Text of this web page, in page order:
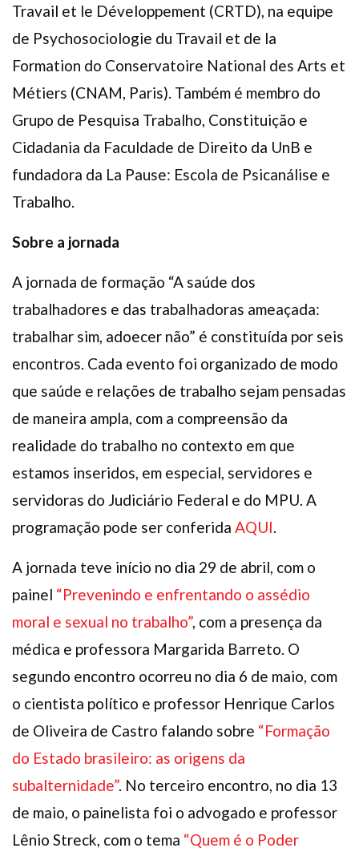
Travail et le Développement (CRTD), na equipe
de Psychosociologie du Travail et de la
Formation do Conservatoire National des Arts et
Métiers (CNAM, Paris). Também é membro do
Grupo de Pesquisa Trabalho, Constituição e
Cidadania da Faculdade de Direito da UnB e
fundadora da La Pause: Escola de Psicanálise e
Trabalho.
Sobre a jornada
A jornada de formação “A saúde dos
trabalhadores e das trabalhadoras ameaçada:
trabalhar sim, adoecer não” é constituída por seis
encontros. Cada evento foi organizado de modo
que saúde e relações de trabalho sejam pensadas
de maneira ampla, com a compreensão da
realidade do trabalho no contexto em que
estamos inseridos, em especial, servidores e
servidoras do Judiciário Federal e do MPU. A
programação pode ser conferida AQUI.
A jornada teve início no dia 29 de abril, com o
painel “Prevenindo e enfrentando o assédio
moral e sexual no trabalho”, com a presença da
médica e professora Margarida Barreto. O
segundo encontro ocorreu no dia 6 de maio, com
o cientista político e professor Henrique Carlos
de Oliveira de Castro falando sobre “Formação
do Estado brasileiro: as origens da
subalternidade”. No terceiro encontro, no dia 13
de maio, o painelista foi o advogado e professor
Lênio Streck, com o tema “Quem é o Poder